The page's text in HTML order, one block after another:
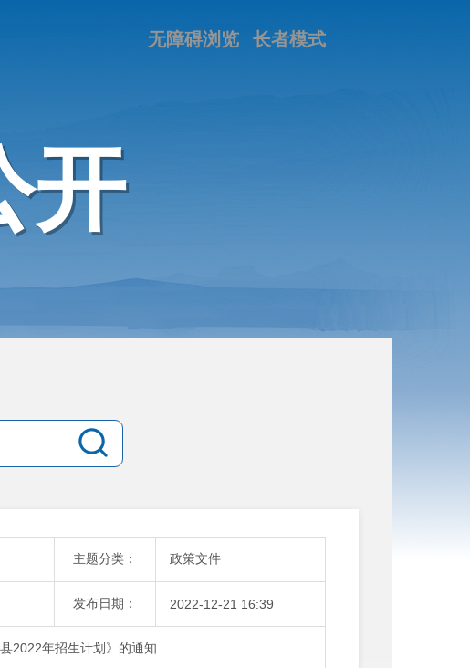
长者模式
无障碍浏览
开
主题分类： 政策文件
发布日期： 2022-12-21 16:39
2022年招生计划》的通知